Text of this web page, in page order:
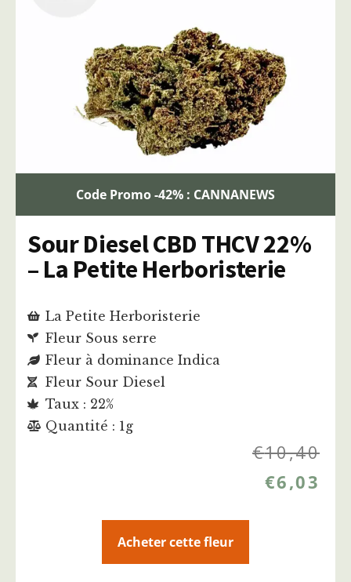
Code Promo -42% : CANNANEWS
Sour Diesel CBD THCV 22%
– La Petite Herboristerie
La Petite Herboristerie
Fleur Sous serre
Fleur à dominance Indica
Fleur Sour Diesel
Taux : 22%
Quantité : 1g
€10,40
€6,03
Acheter cette fleur